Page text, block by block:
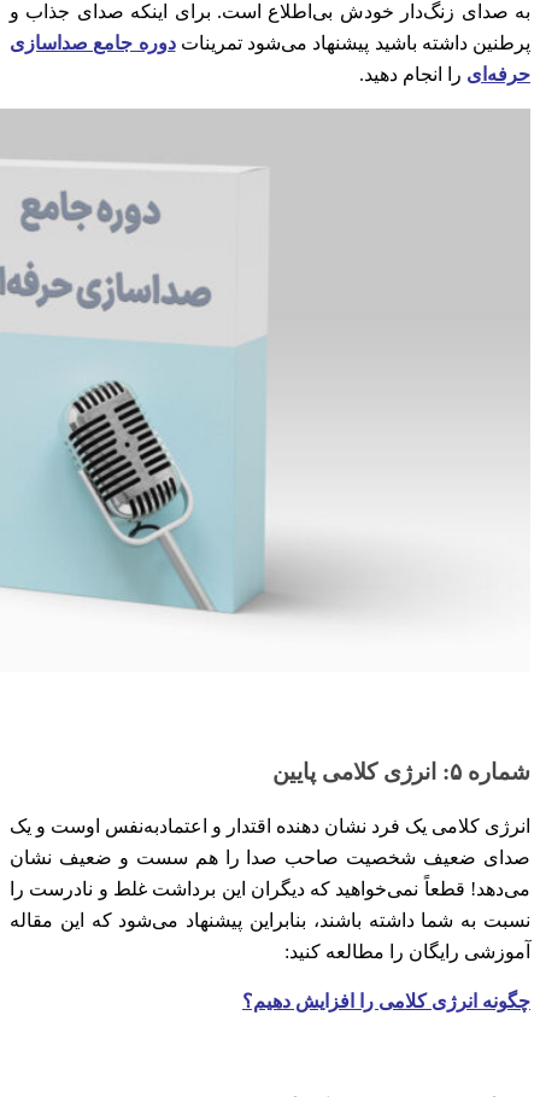
به صدای زنگ‌دار خودش بی‌اطلاع است. برای اینکه صدای جذاب و
پرطنین داشته باشید پیشنهاد می‌شود تمرینات دوره جامع صداسازی
حرفه‌ای را انجام دهید.
شماره ۵: انرژی کلامی پایین
انرژی کلامی یک فرد نشان دهنده اقتدار و اعتمادبه‌نفس اوست و یک
صدای ضعیف شخصیت صاحب صدا را هم سست و ضعیف نشان
می‌دهد! قطعاً نمی‌خواهید که دیگران این برداشت غلط و نادرست را
نسبت به شما داشته باشند، بنابراین پیشنهاد می‌شود که این مقاله
آموزشی رایگان را مطالعه کنید:
چگونه انرژی کلامی را افزایش دهیم؟